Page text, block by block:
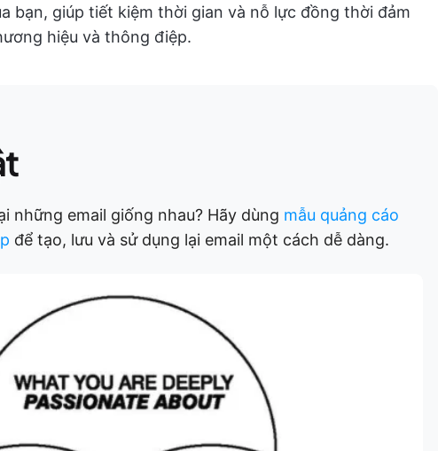
bạn, giúp tiết kiệm thời gian và nỗ lực đồng thời đảm
hiệu và thông điệp.
những email giống nhau? Hãy dùng mẫu quảng cáo
để tạo, lưu và sử dụng lại email một cách dễ dàng.